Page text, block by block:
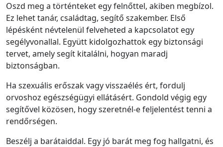
Oszd meg a történteket egy felnőttel, akiben megbízol.
Ez lehet tanár, családtag, segítő szakember. Első
lépésként névtelenül felveheted a kapcsolatot egy
segélyvonallal. Együtt kidolgozhattok egy biztonsági
tervet, amely segít kitalálni, hogyan maradj
biztonságban.
Ha szexuális erőszak vagy visszaélés ért, fordulj
orvoshoz egészségügyi ellátásért. Gondold végig egy
segítővel közösen, hogy szeretnél-e feljelentést tenni a
rendőrségen.
Beszélj a barátaiddal. Egy jó barát meg fog hallgatni, és